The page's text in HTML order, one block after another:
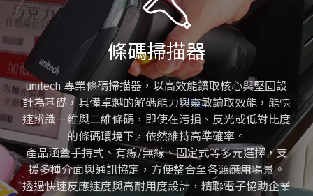
條碼掃描器
unitech 專業條碼掃描器，以高效能讀取核心與堅固設
計為基礎，具備卓越的解碼能力與靈敏讀取效能，能快
速辨識一維與二維條碼，即使在污損、反光或低對比度
的條碼環境下，依然維持高準確率。
產品涵蓋手持式、有線/無線、固定式等多元選擇，支
援多種介面與通訊協定，方便整合至各類應用場景。
透過快速反應速度與高耐用度設計，精聯電子協助企業